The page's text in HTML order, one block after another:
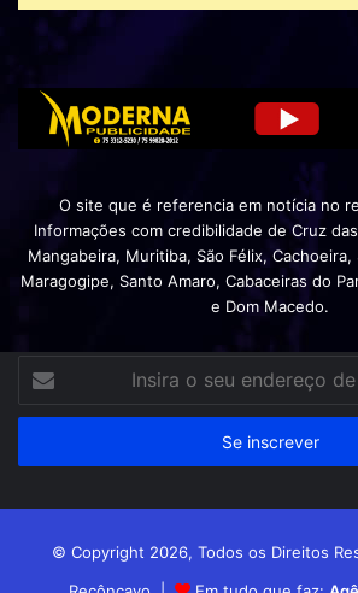
O site que é referencia em notícia no
Informações com credibilidade de Cruz
Mangabeira, Muritiba, São Félix, Cachoeira,
Maragogipe, Santo Amaro, Cabaceiras do
e Dom Macedo.
seu
de
© Copyright 2026, Todos os Direitos